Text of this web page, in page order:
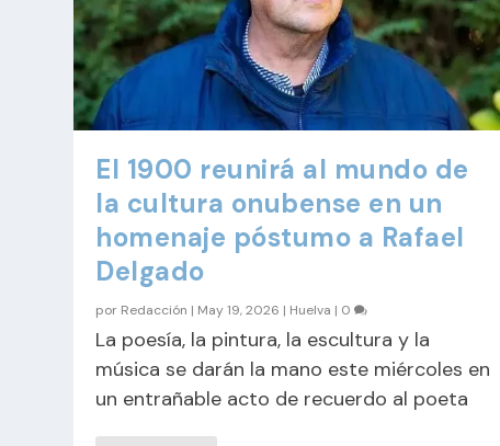
El 1900 reunirá al mundo de
la cultura onubense en un
homenaje póstumo a Rafael
Delgado
por Redacción | May 19, 2026 | Huelva | 0
La poesía, la pintura, la escultura y la
música se darán la mano este miércoles en
un entrañable acto de recuerdo al poeta